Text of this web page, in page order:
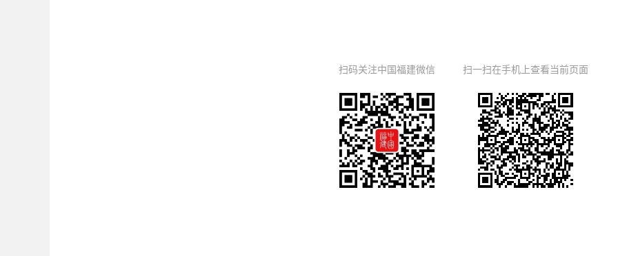
扫码关注中国福建微信 扫一扫在手机上查看当前页面